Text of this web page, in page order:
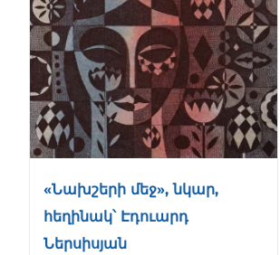
«Նախշերի մեջ», նկար,
հեղինակ՝ Էդուարդ
Ներսիսյան